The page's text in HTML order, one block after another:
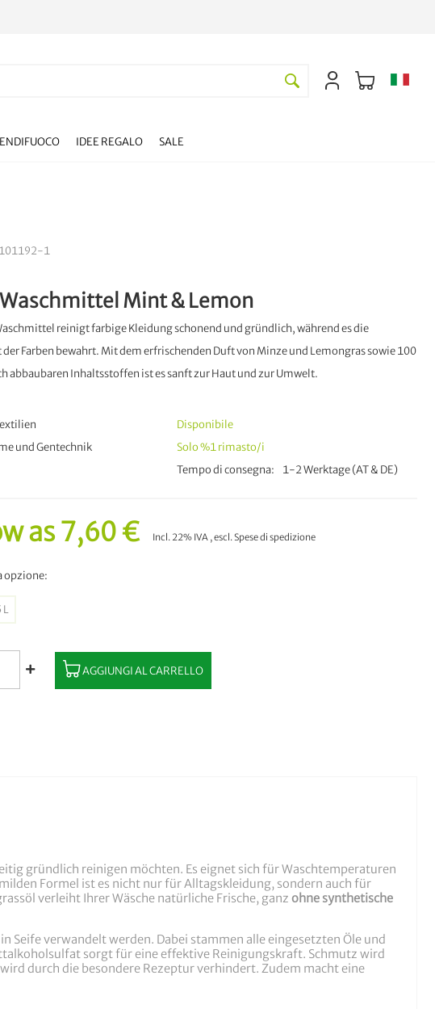
IDEE REGALO SALE
101192-1
Mint & Lemon
reinigt farbige Kleidung schonend und gründlich, während es die
Farben bewahrt. Mit dem erfrischenden Duft von Minze und Lemongras sowie 100
abbaubaren Inhaltsstoffen ist es sanft zur Haut und zur Umwelt.
und Gentechnik
Disponibile
Solo%1rimasto/i
Tempo di consegna
1-2 Werktage (AT & DE)
as7,60 € Incl. 22% IVA ,escl.Spese di spedizione
opzione:
L
AGGIUNGI AL CARRELLO
gründlich reinigen möchten. Es eignet sich für Waschtemperaturen
Formel ist es nicht nur für Alltagskleidung, sondern auch für
verleiht Ihrer Wäsche natürliche Frische, ganz ohne synthetische
Seife verwandelt werden. Dabei stammen alle eingesetzten Öle und
sorgt für eine effektive Reinigungskraft. Schmutz wird
durch die besondere Rezeptur verhindert. Zudem macht eine